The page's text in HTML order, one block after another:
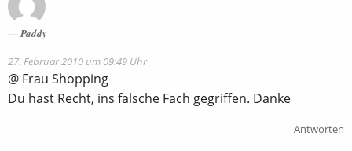
Paddy
27. Februar 2010 um 09:49 Uhr
@ Frau Shopping
Du hast Recht, ins falsche Fach gegriffen. Danke
Antworten